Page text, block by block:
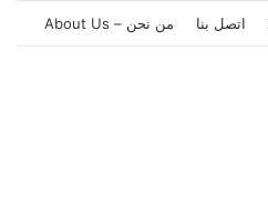
اتصل بنا من نحن – About Us